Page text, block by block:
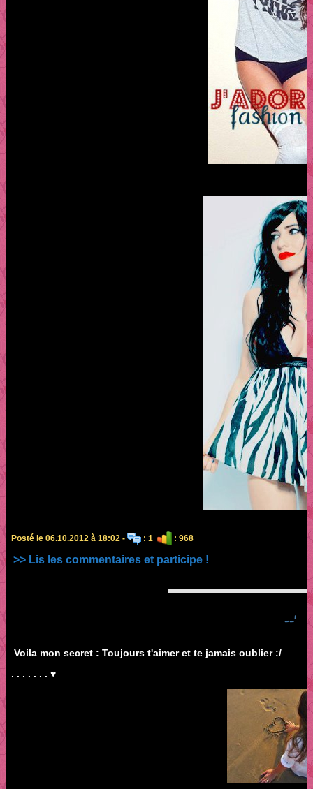
Posté le 06.10.2012 à 18:02 - : 1 : 968
>> Lis les commentaires et participe !
--'
Voila mon secret : Toujours t'aimer et te jamais oublier :/
. . . . . . . ♥